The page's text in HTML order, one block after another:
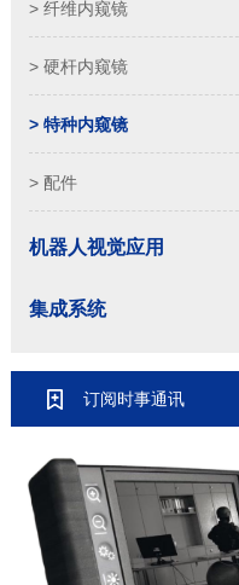
> 纤维内窥镜
> 硬杆内窥镜
> 特种内窥镜
> 配件
机器人视觉应用
集成系统
订阅时事通讯